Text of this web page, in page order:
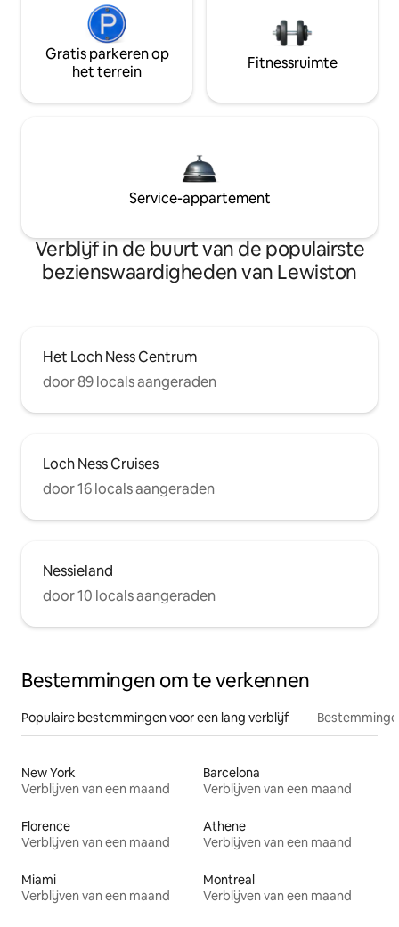
Gratis parkeren op
het terrein
Fitnessruimte
Service-appartement
Verblijf in de buurt van de populairste
bezienswaardigheden van Lewiston
Het Loch Ness Centrum
door 89 locals aangeraden
Loch Ness Cruises
door 16 locals aangeraden
Nessieland
door 10 locals aangeraden
Bestemmingen om te verkennen
Populaire bestemmingen voor een lang verblijf
New York
Verblijven van een maand
Barcelona
Verblijven van een maand
Florence
Verblijven van een maand
Athene
Verblijven van een maand
Miami
Verblijven van een maand
Montreal
Verblijven van een maand